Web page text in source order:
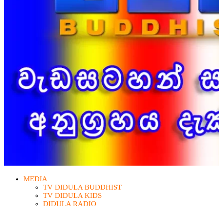
MEDIA
TV DIDULA BUDDHIST​
TV DIDULA KIDS
DIDULA RADIO